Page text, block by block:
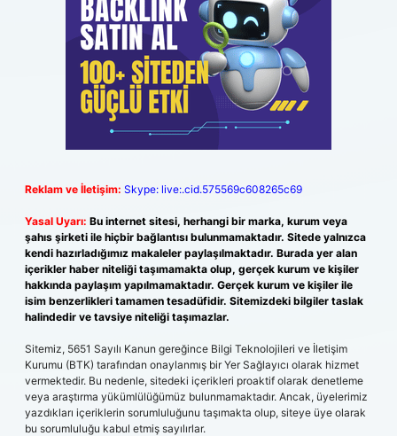
Reklam ve İletişim: Skype: live:.cid.575569c608265c69
Yasal Uyarı: Bu internet sitesi, herhangi bir marka, kurum veya
şahıs şirketi ile hiçbir bağlantısı bulunmamaktadır. Sitede yalnızca
kendi hazırladığımız makaleler paylaşılmaktadır. Burada yer alan
içerikler haber niteliği taşımamakta olup, gerçek kurum ve kişiler
hakkında paylaşım yapılmamaktadır. Gerçek kurum ve kişiler ile
isim benzerlikleri tamamen tesadüfidir. Sitemizdeki bilgiler taslak
halindedir ve tavsiye niteliği taşımazlar.
Sitemiz, 5651 Sayılı Kanun gereğince Bilgi Teknolojileri ve İletişim
Kurumu (BTK) tarafından onaylanmış bir Yer Sağlayıcı olarak hizmet
vermektedir. Bu nedenle, sitedeki içerikleri proaktif olarak denetleme
veya araştırma yükümlülüğümüz bulunmamaktadır. Ancak, üyelerimiz
yazdıkları içeriklerin sorumluluğunu taşımakta olup, siteye üye olarak
bu sorumluluğu kabul etmiş sayılırlar.